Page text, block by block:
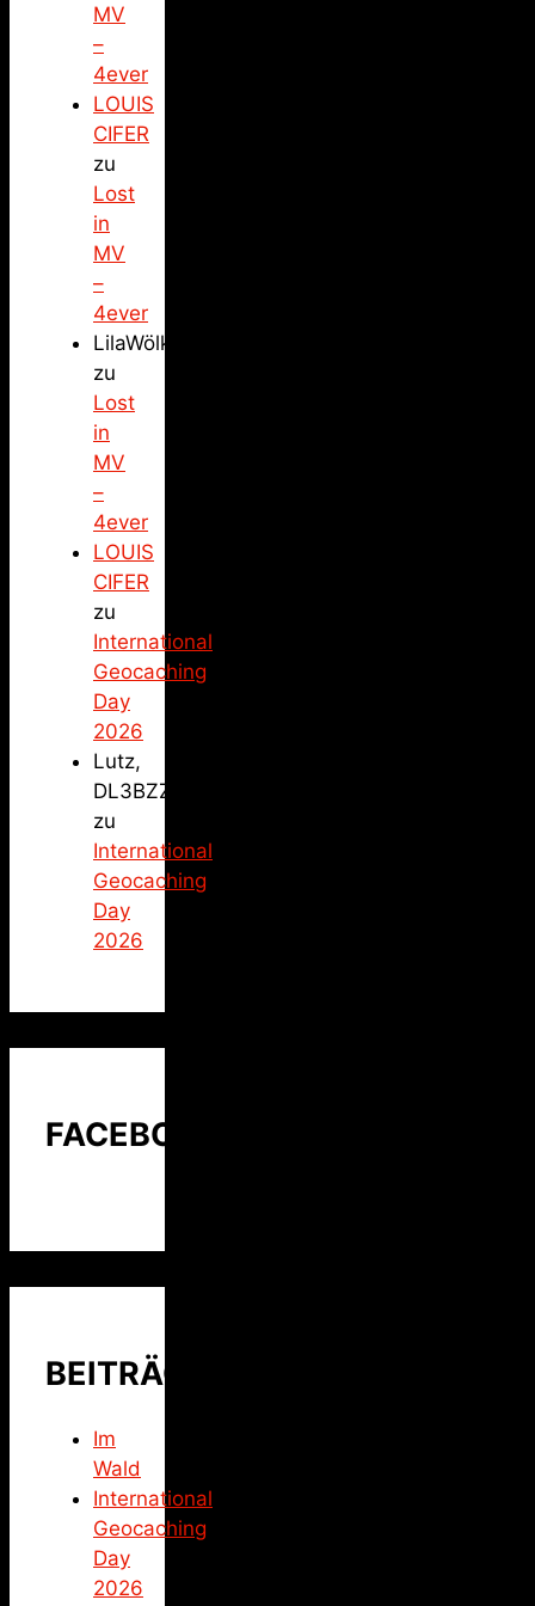
MV
–
4ever
LOUIS
CIFER
zu
Lost
in
MV
–
4ever
LilaWölkchen
zu
Lost
in
MV
–
4ever
LOUIS
CIFER
zu
International
Geocaching
Day
2026
Lutz,
DL3BZZ
zu
International
Geocaching
Day
2026
FACEBOOK
BEITRÄGE
Im
Wald
International
Geocaching
Day
2026